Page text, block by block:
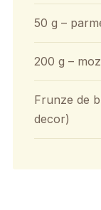
50 g –
200 g –
Frunze de
decor)